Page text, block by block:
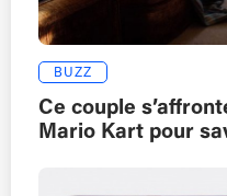
BUZZ
Ce couple
Mario Kart pour